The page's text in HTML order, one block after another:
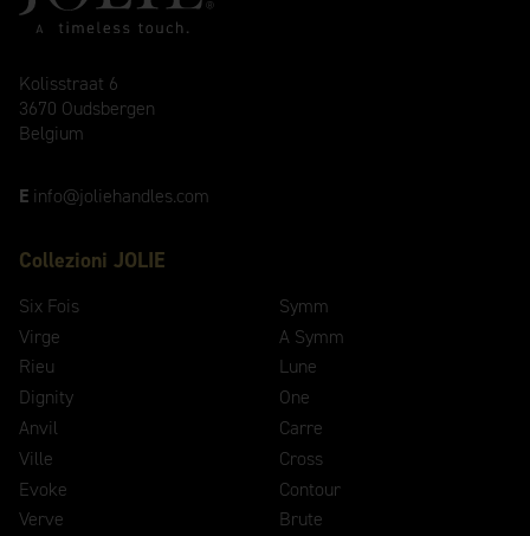
Kolisstraat 6
3670 Oudsbergen
Belgium
E info@joliehandles.com
Collezioni JOLIE
Six Fois
Virge
Rieu
Dignity
Anvil
Ville
Evoke
Verve
Symm
A Symm
Lune
One
Carre
Cross
Contour
Brute